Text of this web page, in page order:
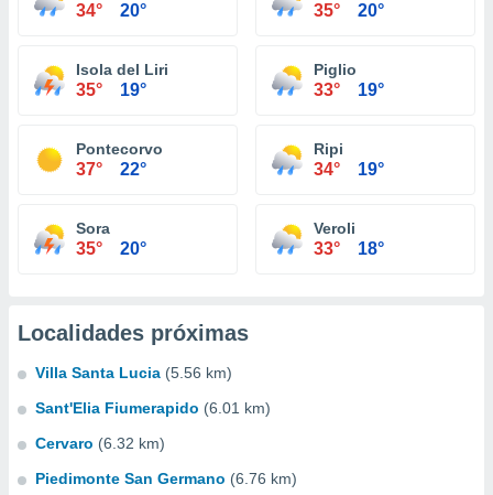
34° 20° 35° 20°
Isola del Liri
35° 19°
Piglio
33° 19°
Pontecorvo
37° 22°
Ripi
34° 19°
Sora
35° 20°
Veroli
33° 18°
Localidades próximas
Villa Santa Lucia (5.56 km)
Sant'Elia Fiumerapido (6.01 km)
Cervaro (6.32 km)
Piedimonte San Germano (6.76 km)